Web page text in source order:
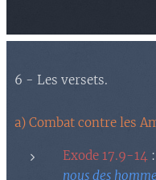
6 - Les versets.
a) Combat contre les
Exode 17.9-14
nous des